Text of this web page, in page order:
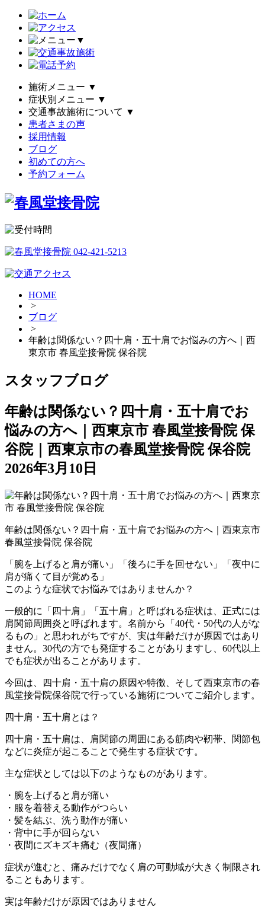
▼
施術メニュー ▼
症状別メニュー ▼
交通事故施術について ▼
患者さまの声
採用情報
ブログ
初めての方へ
予約フォーム
HOME
>
ブログ
>
年齢は関係ない？四十肩・五十肩でお悩みの方へ｜西
東京市 春風堂接骨院 保谷院
スタッフブログ
年齢は関係ない？四十肩・五十肩でお
悩みの方へ｜西東京市 春風堂接骨院 保
谷院｜西東京市の春風堂接骨院 保谷院
2026年3月10日
年齢は関係ない？四十肩・五十肩でお悩みの方へ｜西東京市
春風堂接骨院 保谷院
「腕を上げると肩が痛い」「後ろに手を回せない」「夜中に
肩が痛くて目が覚める」
このような症状でお悩みではありませんか？
一般的に「四十肩」「五十肩」と呼ばれる症状は、正式には
肩関節周囲炎と呼ばれます。名前から「40代・50代の人がな
るもの」と思われがちですが、実は年齢だけが原因ではあり
ません。30代の方でも発症することがありますし、60代以上
でも症状が出ることがあります。
今回は、四十肩・五十肩の原因や特徴、そして西東京市の春
風堂接骨院保谷院で行っている施術についてご紹介します。
四十肩・五十肩とは？
四十肩・五十肩は、肩関節の周囲にある筋肉や靭帯、関節包
などに炎症が起こることで発生する症状です。
主な症状としては以下のようなものがあります。
・腕を上げると肩が痛い
・服を着替える動作がつらい
・髪を結ぶ、洗う動作が痛い
・背中に手が回らない
・夜間にズキズキ痛む（夜間痛）
症状が進むと、痛みだけでなく肩の可動域が大きく制限され
ることもあります。
実は年齢だけが原因ではありません